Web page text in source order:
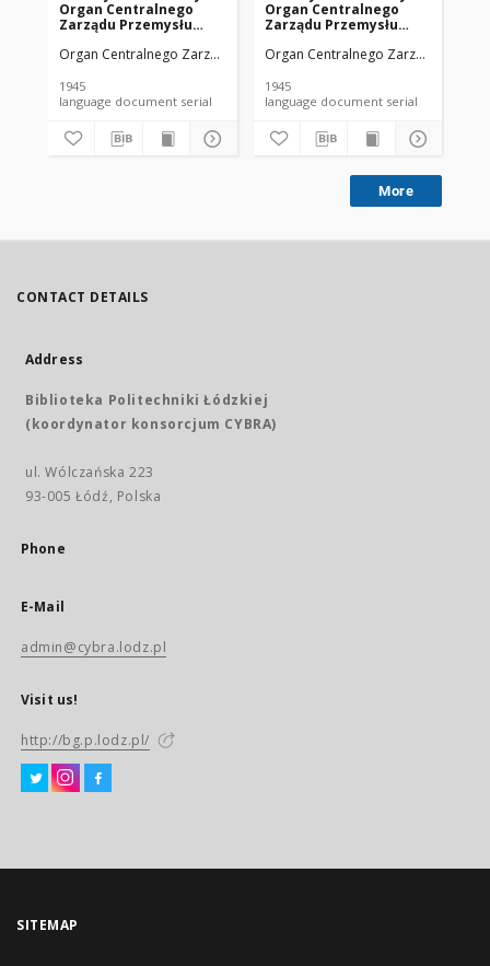
Organ Centralnego
Zarządu Przemysłu
R. 1 Nr 1 (1945)
Organ Centralnego Zarządu Przemysłu Chemicznego w Polsce
1945
language document serial
Organ Centralnego
Zarządu Przemysłu
R. 1 Nr 4 (1945)
Organ Centralnego Zarządu
1945
language document serial
More
CONTACT DETAILS
Address
Biblioteka Politechniki Łódzkiej
(koordynator konsorcjum CYBRA)
ul. Wólczańska 223
93-005 Łódź, Polska
Phone
E-Mail
admin@cybra.lodz.pl
Visit us!
http://bg.p.lodz.pl/
SITEMAP